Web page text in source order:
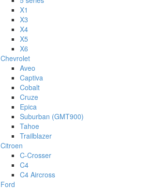
X1
X3
X4
X5
X6
Chevrolet
Aveo
Captiva
Cobalt
Cruze
Epica
Suburban (GMT900)
Tahoe
Trailblazer
Citroen
C-Crosser
C4
C4 Aircross
Ford